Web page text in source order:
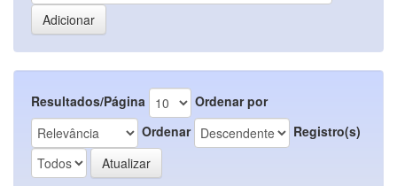
Resultados/Página
Ordenar por
Ordenar
Registro(s)